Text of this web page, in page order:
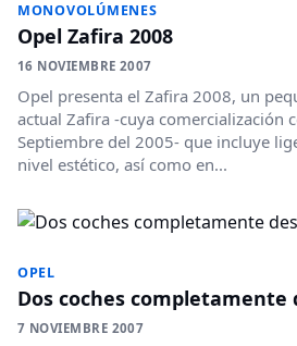
MONOVOLÚMENES
Opel Zafira 2008
16 NOVIEMBRE 2007
Opel presenta el Zafira 2008, un
actual Zafira -cuya comercialización
Septiembre del 2005- que incluye
nivel estético, así como en...
OPEL
Dos coches completamente
7 NOVIEMBRE 2007